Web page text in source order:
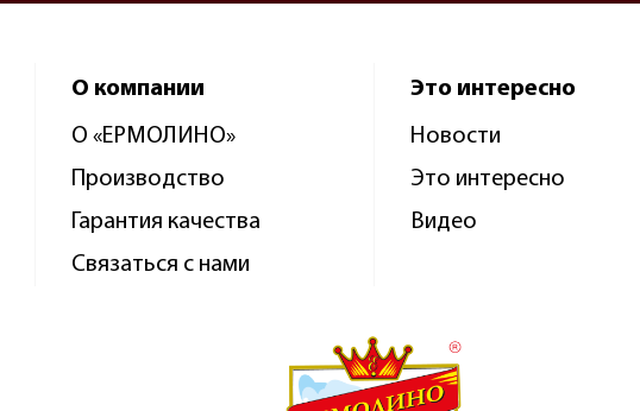
О компании
О «ЕРМОЛИНО»
Производство
Гарантия качества
Связаться с нами
Это интересно
Новости
Это интересно
Видео